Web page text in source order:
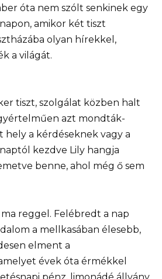
óta nem szólt senkinek egy
amikor két tiszt
olyan hírekkel,
a világát.
tiszt, szolgálat közben halt
azt mondták-
a kérdéseknek vagy a
kezdve Lily hangja
benne, ahol még ő sem
reggel. Felébredt a nap
a mellkasában élesebb,
elment a
évek óta érmékkel
pénz, limonádé állvány